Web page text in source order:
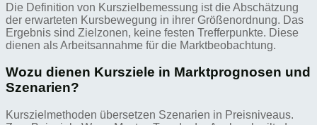
Die Definition von Kurszielbemessung ist die Abschätzung
der erwarteten Kursbewegung in ihrer Größenordnung. Das
Ergebnis sind Zielzonen, keine festen Trefferpunkte. Diese
dienen als Arbeitsannahme für die Marktbeobachtung.
Wozu dienen Kursziele in Marktprognosen und
Szenarien?
Kurszielmethoden übersetzen Szenarien in Preisniveaus.